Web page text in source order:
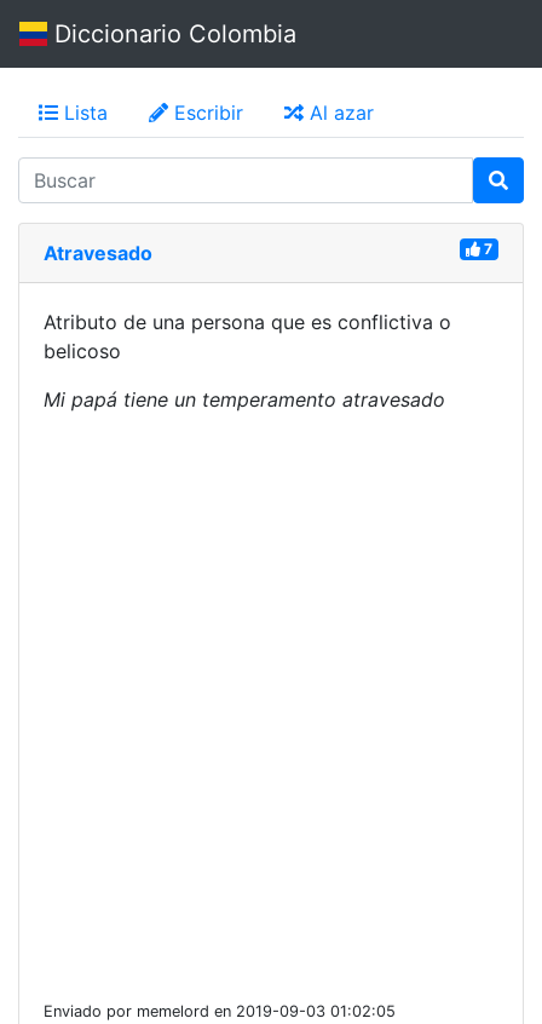
Diccionario Colombia
Lista Escribir Al azar
Atravesado 7
Atributo de una persona que es conflictiva o
belicoso
Mi papá tiene un temperamento atravesado
Enviado por memelord en 2019-09-03 01:02:05